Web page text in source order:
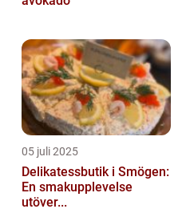
05 juli 2025
Delikatessbutik i Smögen:
En smakupplevelse
utöver...